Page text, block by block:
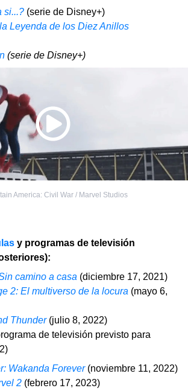
si...? (serie de Disney+)
Leyenda de los Diez Anillos
(serie de Disney+)
America: Civil War / Marvel Studios
y programas de televisión
camino a casa (diciembre 17, 2021)
2: El multiverso de la locura (mayo 6,
Thunder(julio 8, 2022)
de televisión previsto para
Wakanda Forever(noviembre 11, 2022)
2 (febrero 17, 2023)